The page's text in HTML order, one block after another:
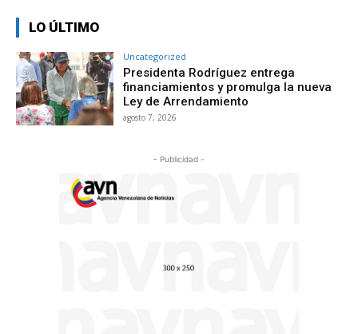
LO ÚLTIMO
Uncategorized
Presidenta Rodríguez entrega
financiamientos y promulga la nueva
Ley de Arrendamiento
agosto 7, 2026
- Publicidad -